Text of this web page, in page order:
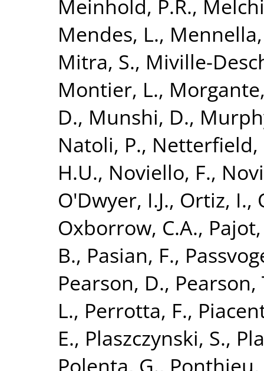
Meinhold, P.R.,
Mendes, L.,
Mitra, S., Miville-
Montier, L.,
D., Munshi, D.,
Natoli, P., Netterfield,
H.U., Noviello, F.,
O'Dwyer, I.J., Ortiz, I.,
Oxborrow, C.A.,
B., Pasian, F.,
Pearson, D., Pearson,
L., Perrotta, F.,
E., Plaszczynski, S.,
Polenta, G.,